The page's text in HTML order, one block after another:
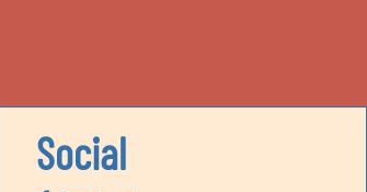
Social